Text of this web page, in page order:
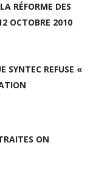
RÉFORME DES
OCTOBRE 2010
SYNTEC REFUSE «
ON